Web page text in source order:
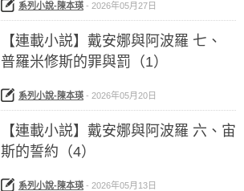
系列小說-陳本瑛 - 2026年05月27日
【連載小説】戴安娜與阿波羅 七、
普羅米修斯的罪與罰（1）
系列小說-陳本瑛 - 2026年05月20日
【連載小説】戴安娜與阿波羅 六、宙
斯的誓約（4）
系列小說-陳本瑛 - 2026年05月13日